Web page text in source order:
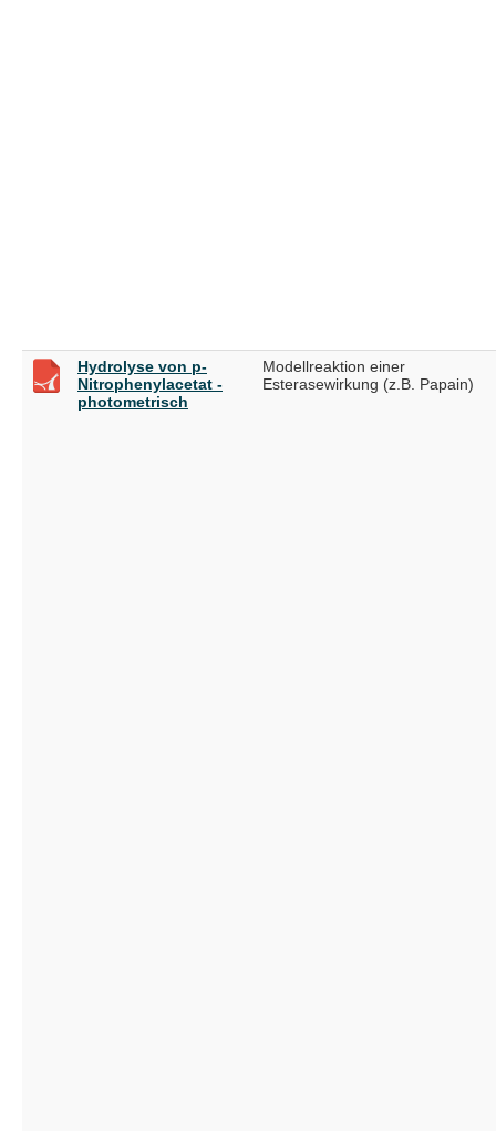
Hydrolyse von p-
Nitrophenylacetat -
photometrisch
Modellreaktion einer
Esterasewirkung (z.B. Papain)